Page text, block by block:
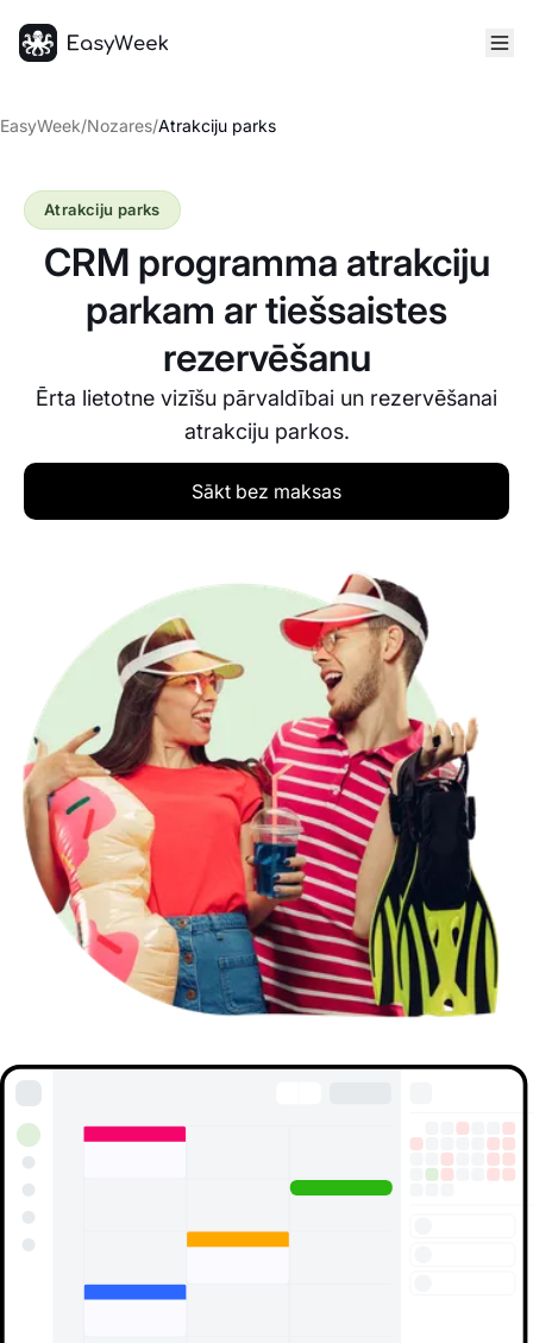
EasyWeek/Nozares/Atrakciju parks
CRM programma atrakciju
parkam ar tiešsaistes
rezervēšanu
Ērta lietotne vizīšu pārvaldībai un rezervēšanai
atrakciju parkos.
Atrakciju parks
Sākt bez maksas